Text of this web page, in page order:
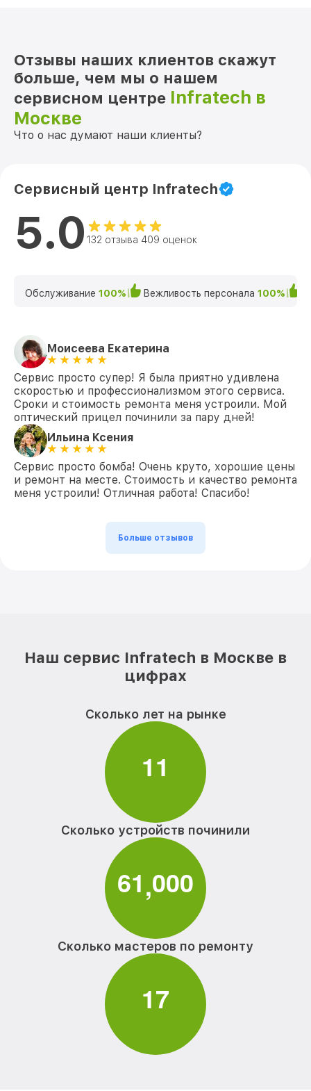
Отзывы наших клиентов скажут
больше, чем мы о нашем
сервисном центре Infratech в
Москве
Что о нас думают наши клиенты?
Сервисный центр Infratech
5.0 132 отзыва 409 оценок
Обслуживание 100% Вежливость персонала 100%
Моисеева Екатерина
Сервис просто супер! Я была приятно удивлена
скоростью и профессионализмом этого сервиса.
Сроки и стоимость ремонта меня устроили. Мой
оптический прицел починили за пару дней!
Ильина Ксения
Сервис просто бомба! Очень круто, хорошие цены
и ремонт на месте. Стоимость и качество ремонта
меня устроили! Отличная работа! Спасибо!
Больше отзывов
Наш сервис Infratech в Москве в
цифрах
Сколько лет на рынке
11
Сколько устройств починили
61,000
Сколько мастеров по ремонту
17